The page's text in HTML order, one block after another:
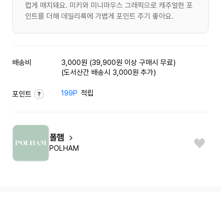
럽게 매치돼요. 미키와 미니마우스 그래픽으로 캐주얼한 포
인트를 더해 데일리룩에 가볍게 포인트 주기 좋아요.
배송비
3,000원 (39,900원 이상 구매시 무료)
(도서산간 배송시 3,000원 추가)
포인트 199P 적립
폴햄
POLHAM